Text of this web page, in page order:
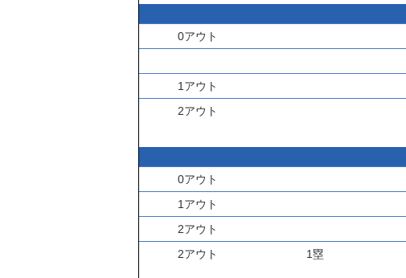
0アウト
1アウト
2アウト
0アウト
1アウト
2アウト
2アウト
1塁